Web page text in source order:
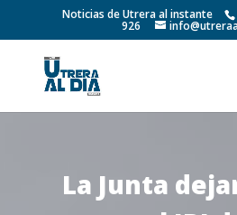
Noticias de Utrera al instante
926
La Junta